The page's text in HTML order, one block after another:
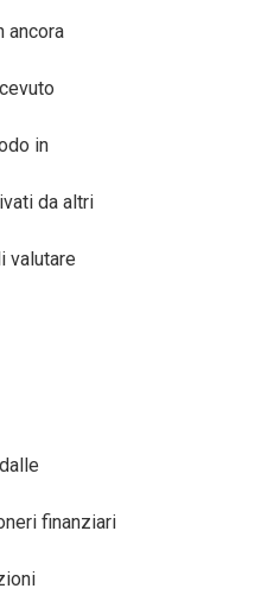
ancora
in
da altri
valutare
finanziari